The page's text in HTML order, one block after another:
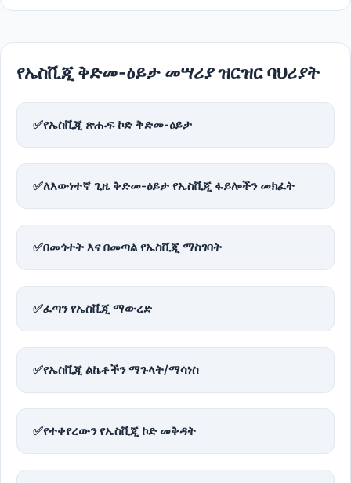
የኤስቪጂ ቅድመ-ዕይታ መሣሪያ ዝርዝር ባህሪያት
✅የኤስቪጂ ጽሑፍ ኮድ ቅድመ-ዕይታ
✅ለእውነተኛ ጊዜ ቅድመ-ዕይታ የኤስቪጂ ፋይሎችን መክፈት
✅በመጎተት እና በመጣል የኤስቪጂ ማስገባት
✅ፈጣን የኤስቪጂ ማውረድ
✅የኤስቪጂ ልኬቶችን ማጉላት/ማሳነስ
✅የተቀየረውን የኤስቪጂ ኮድ መቅዳት